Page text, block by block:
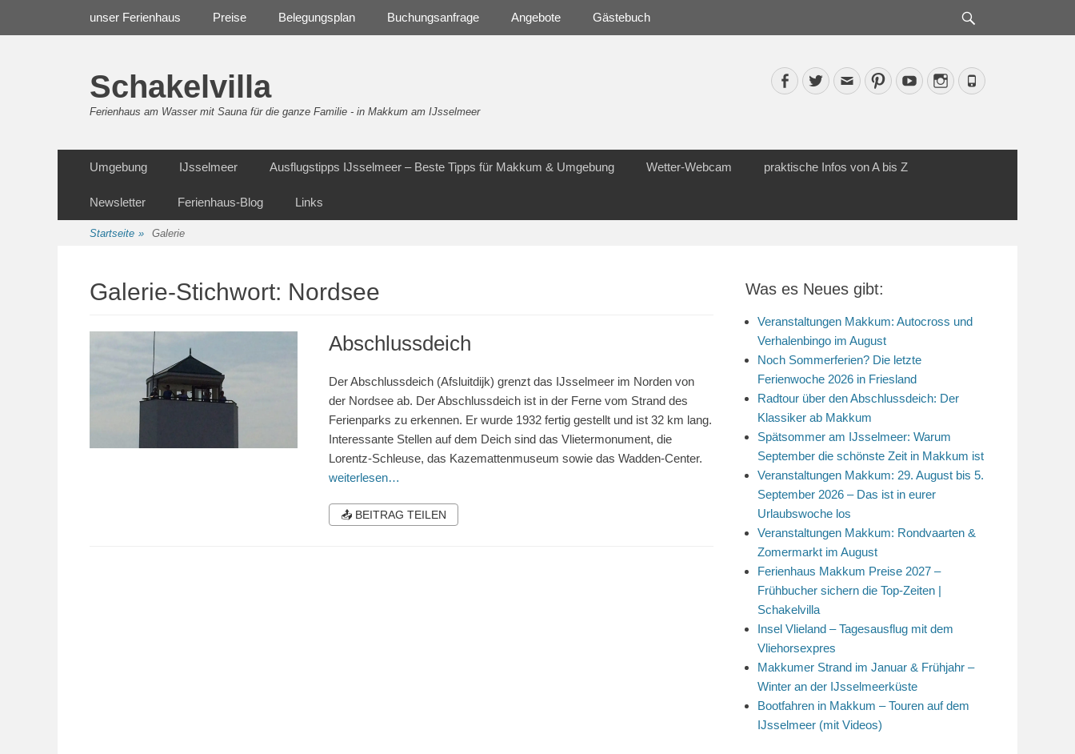
unser Ferienhaus Preise Belegungsplan Buchungsanfrage Angebote Gästebuch
Schakelvilla
Ferienhaus am Wasser mit Sauna für die ganze Familie - in Makkum am IJsselmeer
Facebook
TwitterEmailPinterestYouTubeInstagram
Phone
Inhalt
Umgebung IJsselmeer Ausflugstipps IJsselmeer – Beste Tipps für Makkum & Umgebung Wetter-Webcam praktische Infos von A bis Z
Newsletter Ferienhaus-Blog Links
Startseite » Galerie
Galerie-Stichwort: Nordsee
Abschlussdeich
Der Abschlussdeich (Afsluitdijk) grenzt das IJsselmeer im Norden von
der Nordsee ab. Der Abschlussdeich ist in der Ferne vom Strand des
Ferienparks zu erkennen. Er wurde 1932 fertig gestellt und ist 32 km lang.
Interessante Stellen auf dem Deich sind das Vlietermonument, die
Lorentz-Schleuse, das Kazemattenmuseum sowie das Wadden-Center.
weiterlesen…
📤 BEITRAG TEILEN
Was es Neues gibt:
Veranstaltungen Makkum: Autocross und
Verhalenbingo im August
Noch Sommerferien? Die letzte
Ferienwoche 2026 in Friesland
Radtour über den Abschlussdeich: Der
Klassiker ab Makkum
Spätsommer am IJsselmeer: Warum
September die schönste Zeit in Makkum ist
Veranstaltungen Makkum: 29. August bis 5.
September 2026 – Das ist in eurer
Urlaubswoche los
Veranstaltungen Makkum: Rondvaarten &
Zomermarkt im August
Ferienhaus Makkum Preise 2027 –
Frühbucher sichern die Top-Zeiten |
Schakelvilla
Insel Vlieland – Tagesausflug mit dem
Vliehorsexpres
Makkumer Strand im Januar & Frühjahr –
Winter an der IJsselmeerküste
Bootfahren in Makkum – Touren auf dem
IJsselmeer (mit Videos)